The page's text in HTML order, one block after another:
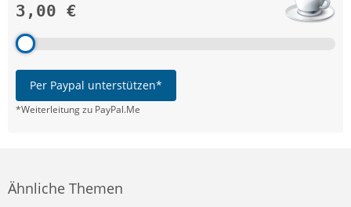
3,00 €
Per Paypal unterstützen*
*Weiterleitung zu PayPal.Me
Ähnliche Themen